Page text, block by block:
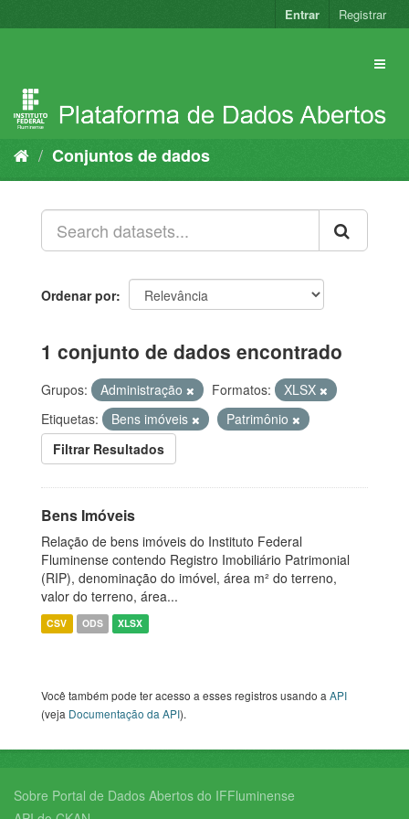
para
Entrar Registrar
Conjuntos de dados
Ordenar por
1 conjunto de dados encontrado
Grupos: Administração Formatos:
XLSX
Etiquetas:
Bens imóveis
Patrimônio
Filtrar Resultados
Bens Imóveis
Relação de bens imóveis do Instituto Federal
Fluminense contendo Registro Imobiliário Patrimonial
(RIP), denominação do imóvel, área m² do terreno,
valor do terreno, área...
CSV ODS XLSX
Você também pode ter acesso a esses registros usando aAPI
(veja Documentação da API).
Sobre Portal de Dados Abertos do IFFluminense